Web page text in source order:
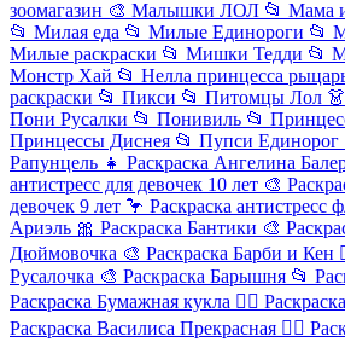
зоомагазин 🎨 Малышки ЛОЛ 📂 Мама
📂 Милая еда 📂 Милые Единороги 📂
Милые раскраски 📂 Мишки Тедди 📂
Монстр Хай 📂 Нелла принцесса
раскраски 📂 Пикси 📂 Питомцы Лол 👗
Пони Русалки 📂 Понивиль 📂
Принцессы Диснея 📂 Пупси Единорог
Рапунцель 👧 Раскраска Ангелина
антистресс для девочек 10 лет 🎨
девочек 9 лет 🦩 Раскраска антистресс
Ариэль 🎀 Раскраска Бантики 🎨
Дюймовочка 🎨 Раскраска Барби и Кен
Русалочка 🎨 Раскраска Барышня 📂
Раскраска Бумажная кукла 🧛‍♀️
Раскраска Василиса Прекрасная 🧙‍♀️